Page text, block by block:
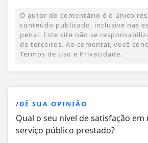
O autor do comentário é o único
conteúdo publicado, inclusive nas
penal. Este site não se
de terceiros. Ao comentar, você
Termos de Uso e Privacidade.
/DÊ SUA OPINIÃO
Qual o seu nível de satisfação em
serviço público prestado?